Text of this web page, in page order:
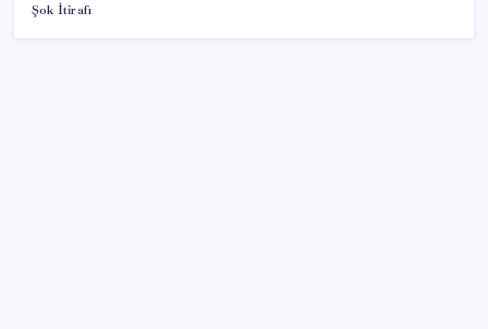
Şok İtirafı